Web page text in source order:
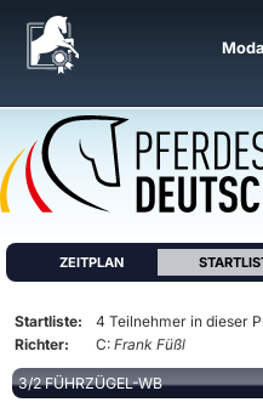
ZEITPLAN
Startliste:
4 Teilnehmer in dieser
Richter:
C: Frank Füßl
3/2 FÜHRZÜGEL-WB